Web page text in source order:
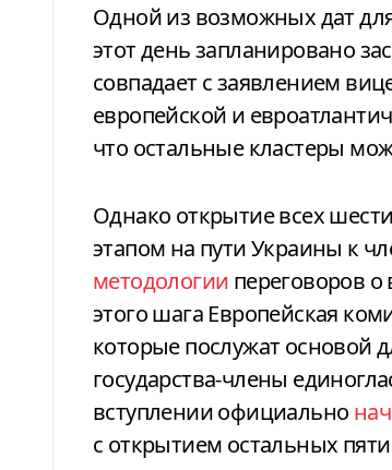
Одной из возможных дат
этот день запланировано
совпадает с заявлением
европейской и
что остальные кластеры
Однако открытие всех
этапом на пути Украины к
методологии переговоров о
этого шага Европейская
которые послужат основой
государства-члены
вступлении официально
с открытием остальных